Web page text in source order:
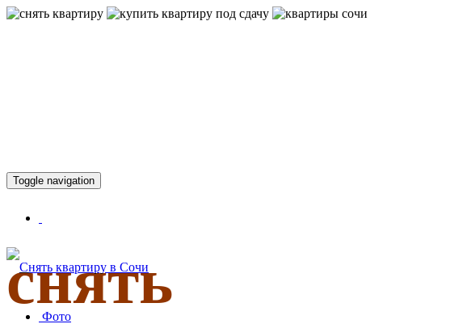
снять
Toggle navigation
Фото